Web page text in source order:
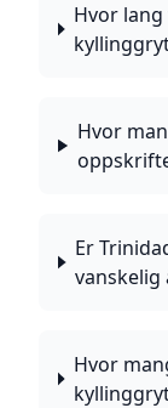
Hvor
Hvor
Er
vanskelig
Hvor